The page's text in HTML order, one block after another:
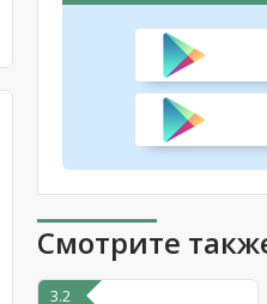
Смотрите
3.2